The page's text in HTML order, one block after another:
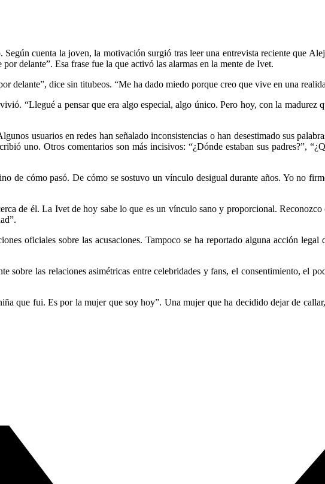
cuenta la joven, la motivación surgió tras leer una entrevista reciente que
delante”. Esa frase fue la que activó las alarmas en la mente de Ivet.
delante”, dice sin titubeos. “Me ha dado miedo porque creo que vive en una
“Llegué a pensar que era algo especial, algo único. Pero hoy, con la madurez
usuarios en redes han señalado inconsistencias o han desestimado sus
uno. Otros comentarios son más incisivos: “¿Dónde estaban sus padres?”,
de cómo pasó. De cómo se sostuvo un vínculo desigual durante años. Yo no
de él. La Ivet de hoy sabe lo que es un vínculo sano y proporcional.
oficiales sobre las acusaciones. Tampoco se ha reportado alguna acción
sobre las relaciones asimétricas entre celebridades y fans, el consentimiento, el
que fui. Es por la mujer que soy hoy”. Una mujer que ha decidido dejar de